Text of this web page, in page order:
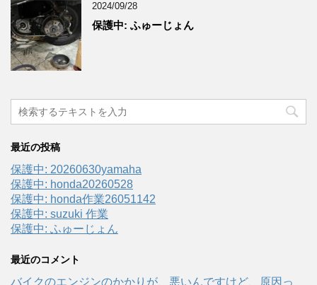
2024/09/28
保護中: ふゅーじょん
最近の投稿
保護中: 20260630yamaha
保護中: honda20260528
保護中: honda作業26051142
保護中: suzuki 作業
保護中: ふゅーじょん
最近のコメント
バイクのエンジンのかかりが、悪いんですけど、原因っ